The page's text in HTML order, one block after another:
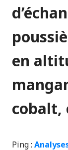
en
cobalt,
Ping :